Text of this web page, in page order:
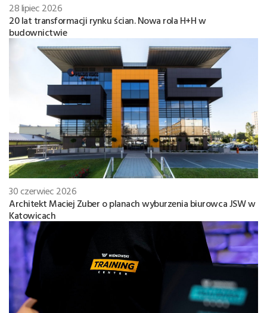
28 lipiec 2026
20 lat transformacji rynku ścian. Nowa rola H+H w
budownictwie
30 czerwiec 2026
Architekt Maciej Zuber o planach wyburzenia biurowca JSW w
Katowicach